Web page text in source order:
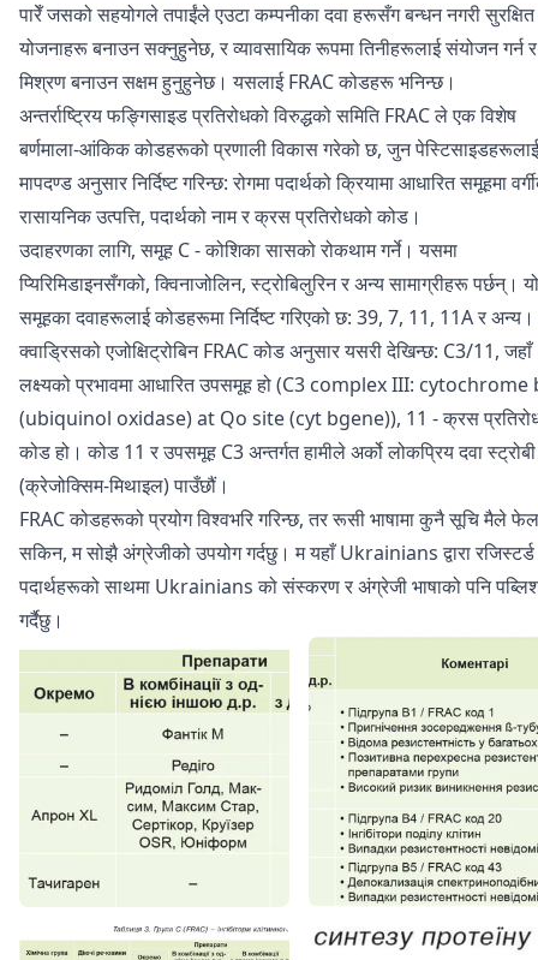
पारेँ जसको सहयोगले तपाईंले एउटा कम्पनीका दवा हरूसँग बन्धन नगरी सुरक्षित
योजनाहरू बनाउन सक्नुहुनेछ, र व्यावसायिक रूपमा तिनीहरूलाई संयोजन गर्न
मिश्रण बनाउन सक्षम हुनुहुनेछ। यसलाई FRAC कोडहरू भनिन्छ।
अन्तर्राष्ट्रिय फङ्गिसाइड प्रतिरोधको विरुद्धको समिति FRACले एक विशेष
बर्णमाला-आंकिक कोडहरूको प्रणाली विकास गरेको छ, जुन
मापदण्ड अनुसार निर्दिष्ट गरिन्छ: रोगमा पदार्थको क्रियामा आधारित समूहमा
रासायनिक उत्पत्ति, पदार्थको नाम र क्रस प्रतिरोधको कोड।
उदाहरणका लागि, समूह C - कोशिका सासको रोकथाम गर्ने। यसमा
प्यिरिमिडाइनसँगको, क्विनाजोलिन, स्ट्रोबिलुरिन र अन्य सामाग्रीहरू पर्छन्। यो
समूहका दवाहरूलाई कोडहरूमा निर्दिष्ट गरिएको छ: 39, 7, 11, 11A र अन्य।
क्वाड्रिसको एजोक्षिट्रोबिन FRAC कोड अनुसार यसरी देखिन्छ: C3/11,
लक्ष्यको प्रभावमा आधारित उपसमूह हो (C3 complex III: cytochrome
(ubiquinol oxidase) at Qo site (cyt bgene)), 11 - क्रस
कोड हो। कोड 11 र उपसमूह C3 अन्तर्गत हामीले अर्को लोकप्रिय दवा स्ट्रोबी
(क्रेजोक्सिम-मिथाइल) पाउँछौं।
FRAC कोडहरूको प्रयोग विश्वभरि गरिन्छ, तर रूसी भाषामा कुनै सूचि मैले फेला
सकिन, म सोझै अंग्रेजीको उपयोग गर्दछु। म यहाँ Ukrainians द्वारा रजिस्टर्ड
पदार्थहरूको साथमा Ukrainians को संस्करण र अंग्रेजी भाषाको पनि
गर्दैछु।